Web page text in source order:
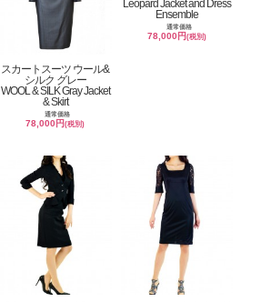
スカートスーツ ウール&
シルク グレー
WOOL & SILK Gray Jacket
& Skirt
通常価格
78,000円(税別)
Leopard Jacket and Dress
Ensemble
通常価格
78,000円 (税別)